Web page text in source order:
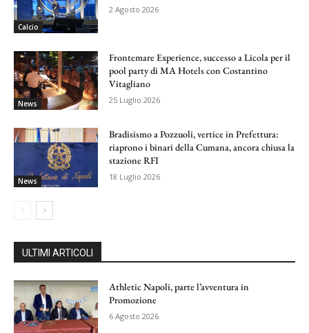
Calcio
2 Agosto 2026
News
Frontemare Experience, successo a Licola per il
pool party di MA Hotels con Costantino
Vitagliano
25 Luglio 2026
News
Bradisismo a Pozzuoli, vertice in Prefettura:
riaprono i binari della Cumana, ancora chiusa la
stazione RFI
18 Luglio 2026
ULTIMI ARTICOLI
Athletic Napoli, parte l’avventura in
Promozione
6 Agosto 2026